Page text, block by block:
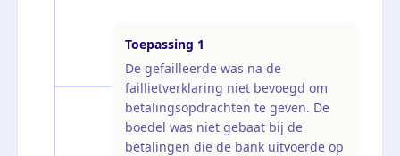
Toepassing 1
De gefailleerde was na de
faillietverklaring niet bevoegd om
betalingsopdrachten te geven. De
boedel was niet gebaat bij de
betalingen die de bank uitvoerde op